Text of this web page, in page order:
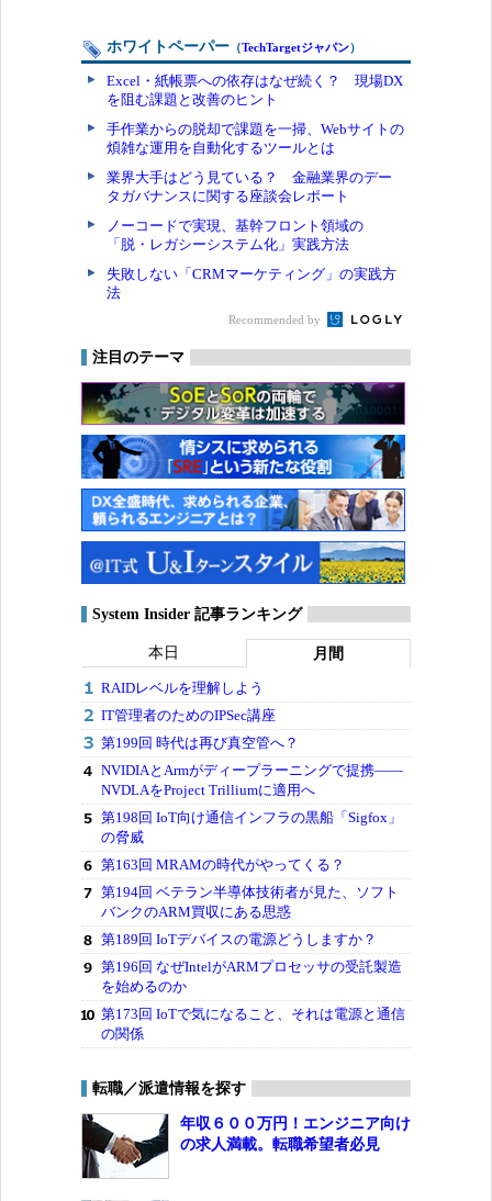
ホワイトペーパー （TechTargetジャパン）
Excel・紙帳票への依存はなぜ続く？ 現場DX
を阻む課題と改善のヒント
手作業からの脱却で課題を一掃、Webサイトの
煩雑な運用を自動化するツールとは
業界大手はどう見ている？ 金融業界のデー
タガバナンスに関する座談会レポート
ノーコードで実現、基幹フロント領域の
「脱・レガシーシステム化」実践方法
失敗しない「CRMマーケティング」の実践方
法
Recommended by
注目のテーマ
System Insider 記事ランキング
本日 月間
RAIDレベルを理解しよう
IT管理者のためのIPSec講座
第199回 時代は再び真空管へ？
NVIDIAとArmがディープラーニングで提携――
NVDLAをProject Trilliumに適用へ
第198回 IoT向け通信インフラの黒船「Sigfox」
の脅威
第163回 MRAMの時代がやってくる？
第194回 ベテラン半導体技術者が見た、ソフト
バンクのARM買収にある思惑
第189回 IoTデバイスの電源どうしますか？
第196回 なぜIntelがARMプロセッサの受託製造
を始めるのか
第173回 IoTで気になること、それは電源と通信
の関係
転職／派遣情報を探す
年収６００万円！エンジニア向け
の求人満載。転職希望者必見